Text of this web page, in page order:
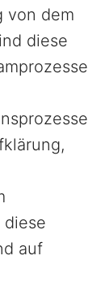
von dem
diese
diese
auf